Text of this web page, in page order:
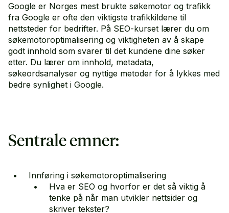
Google er Norges mest brukte søkemotor og trafikk
fra Google er ofte den viktigste trafikkildene til
nettsteder for bedrifter. På SEO-kurset lærer du om
søkemotoroptimalisering og viktigheten av å skape
godt innhold som svarer til det kundene dine søker
etter. Du lærer om innhold, metadata,
søkeordsanalyser og nyttige metoder for å lykkes med
bedre synlighet i Google.
Sentrale emner:
Innføring i søkemotoroptimalisering
Hva er SEO og hvorfor er det så viktig å
tenke på når man utvikler nettsider og
skriver tekster?